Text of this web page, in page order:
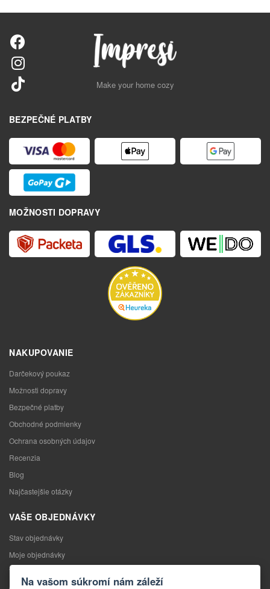
Make your home cozy
BEZPEČNÉ PLATBY
MOŽNOSTI DOPRAVY
NAKUPOVANIE
Darčekový poukaz
Možnosti dopravy
Bezpečné platby
Obchodné podmienky
Ochrana osobných údajov
Recenzia
Blog
Najčastejšie otázky
VAŠE OBJEDNÁVKY
Stav objednávky
Moje objednávky
Výmena tovaru
Na vašom súkromí nám záleží